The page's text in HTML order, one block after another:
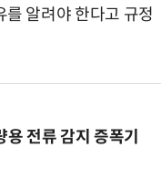
알려야 한다고 규정
전류 감지 증폭기